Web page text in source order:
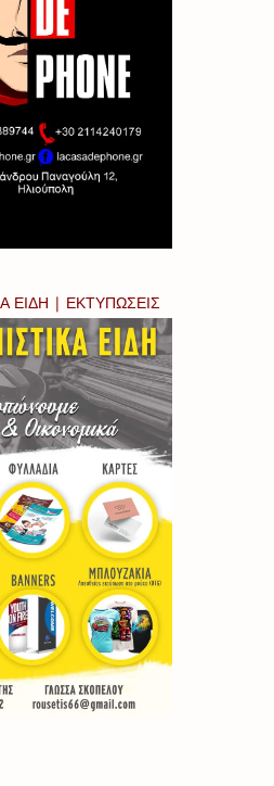
ΕΙΔΗ | ΕΚΤΥΠΩΣΕΙΣ